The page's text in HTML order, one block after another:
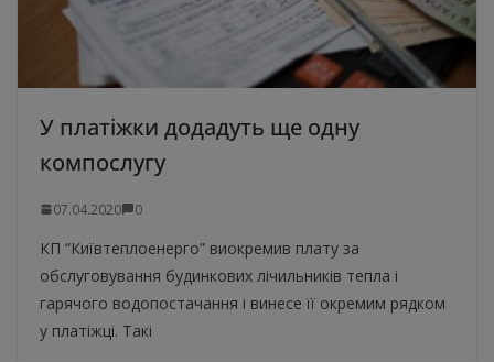
У платіжки додадуть ще одну
компослугу
07.04.2020 0
КП “Київтеплоенерго” виокремив плату за
обслуговування будинкових лічильників тепла і
гарячого водопостачання і винесе її окремим рядком
у платіжці. Такі